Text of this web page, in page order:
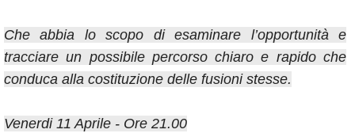
Che abbia lo scopo di esaminare l’opportunità e
tracciare un possibile percorso chiaro e rapido che
conduca alla costituzione delle fusioni stesse.
Venerdi 11 Aprile - Ore 21.00